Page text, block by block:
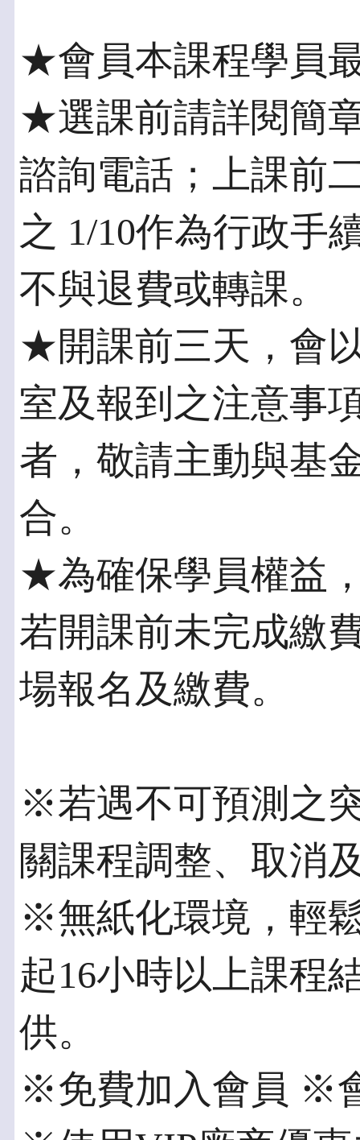
★會員本課程學員
★選課前請詳閱簡
諮詢電話；上課前
之 1/10作為行政手
不與退費或轉課。
★開課前三天，會
室及報到之注意事
者，敬請主動與基
合。
★為確保學員權益
若開課前未完成繳
場報名及繳費。
※若遇不可預測之
關課程調整、取消
※無紙化環境，輕
起16小時以上課程
供。
※免費加入會員 ※